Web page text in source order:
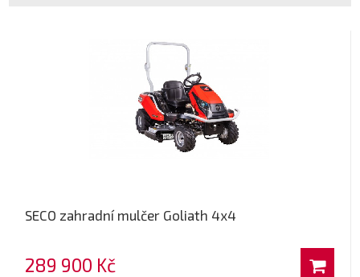
SECO zahradní mulčer Goliath 4x4
289 900 Kč